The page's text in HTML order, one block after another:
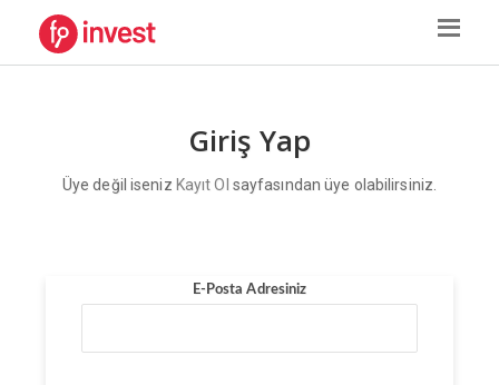
Giriş Yap
Üye değil iseniz Kayıt Ol sayfasından üye olabilirsiniz.
E-Posta Adresiniz